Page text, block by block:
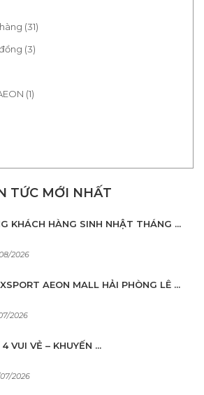
(31)
(3)
(1)
TỨC MỚI NHẤT
KHÁCH HÀNG SINH NHẬT THÁNG ...
2026
AEON MALL HẢI PHÒNG LÊ ...
2026
VUI VẺ – KHUYẾN ...
2026